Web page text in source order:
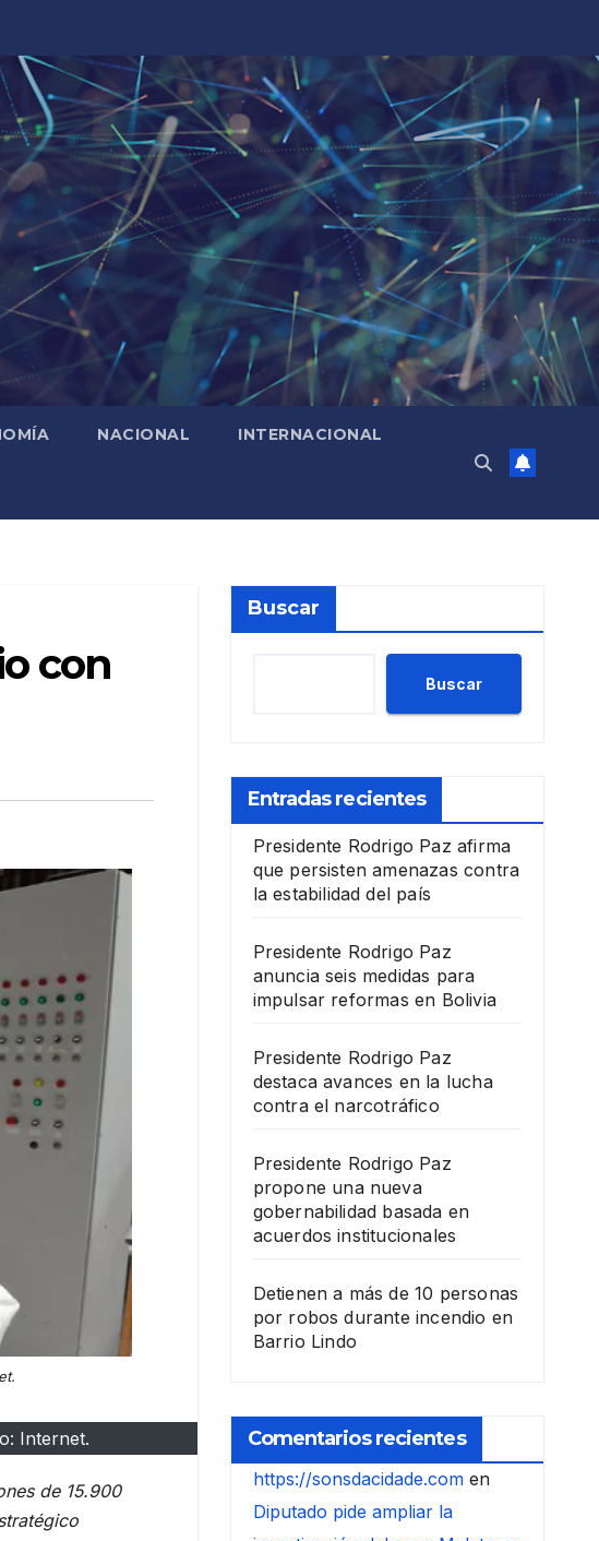
NACIONAL INTERNACIONAL
con
Internet.
de 15.900
Buscar
Buscar
Entradas recientes
Presidente Rodrigo Paz afirma
que persisten amenazas contra
la estabilidad del país
Presidente Rodrigo Paz
anuncia seis medidas para
impulsar reformas en Bolivia
Presidente Rodrigo Paz
destaca avances en la lucha
contra el narcotráfico
Presidente Rodrigo Paz
propone una nueva
gobernabilidad basada en
acuerdos institucionales
Detienen a más de 10 personas
por robos durante incendio en
Barrio Lindo
Comentarios recientes
https://sonsdacidade.comen
Diputado pide ampliar la